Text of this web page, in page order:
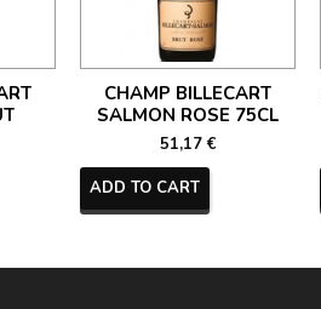
CHAMP BILLECART
SALMON ROSE 75CL
51,17 €
ADD TO CART